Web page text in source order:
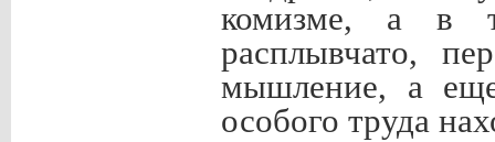
комизме, а в
расплывчато,
мышление, а еще
особого труда